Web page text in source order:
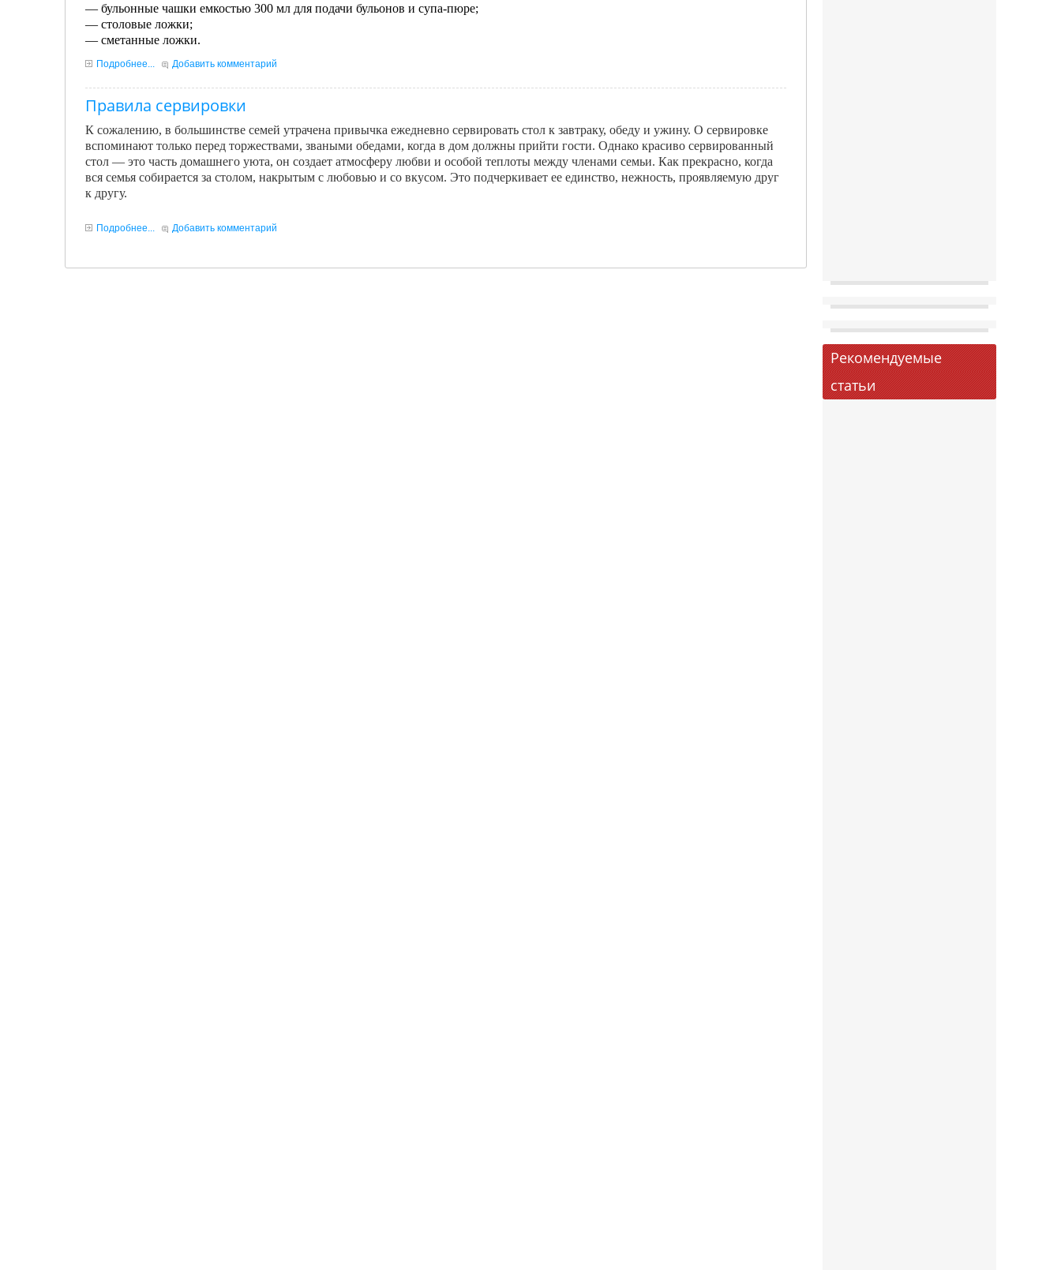
— бульонные чашки емкостью 300 мл для подачи бульонов и супа-пюре;
— столовые ложки;
— сметанные ложки.
Подробнее... Добавить комментарий
Правила сервировки
К сожалению, в большинстве семей утрачена привычка ежеднев­но сервировать стол к завтраку, обеду и ужину. О сервировке
вспо­минают только перед торжествами, зваными обедами, когда в дом должны прийти гости. Однако красиво сервированный
стол — это часть домашнего уюта, он создает атмосферу любви и особой теп­лоты между членами семьи. Как прекрасно, когда
вся семья собира­ется за столом, накрытым с любовью и со вкусом. Это подчеркивает ее единство, нежность, проявляемую друг
к другу.
Подробнее... Добавить комментарий
Рекомендуемые
статьи